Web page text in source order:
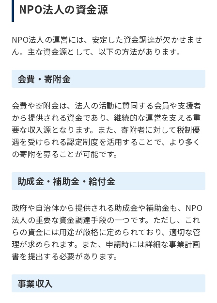
NPO法人の資金源
NPO法人の運営には、安定した資金調達が欠かせませ
ん。主な資金源として、以下の方法があります。
会費・寄附金
会費や寄附金は、法人の活動に賛同する会員や支援者
から提供される資金であり、継続的な運営を支える重
要な収入源となります。また、寄附者に対して税制優
遇を受けられる認定制度を活用することで、より多く
の寄附を募ることが可能です。
助成金・補助金・給付金
政府や自治体から提供される助成金や補助金も、NPO
法人の重要な資金調達手段の一つです。ただし、これ
らの資金には用途が厳格に定められており、適切な管
理が求められます。また、申請時には詳細な事業計画
書を提出する必要があります。
事業収入